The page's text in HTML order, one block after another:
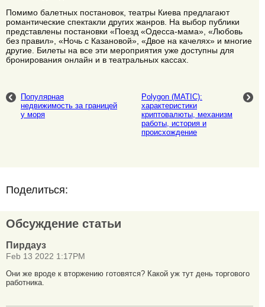
Помимо балетных постановок, театры Киева предлагают
романтические спектакли других жанров. На выбор публики
представлены постановки «Поезд «Одесса-мама», «Любовь
без правил», «Ночь с Казановой», «Двое на качелях» и многие
другие. Билеты на все эти мероприятия уже доступны для
бронирования онлайн и в театральных кассах.
Популярная
недвижимость за границей
у моря
Polygon (MATIC):
характеристики
криптовалюты, механизм
работы, история и
происхождение
Поделиться:
Обсуждение статьи
Пирдауз
Feb 13 2022 1:17PM
Они же вроде к вторжению готовятся? Какой уж тут день торгового
работника.